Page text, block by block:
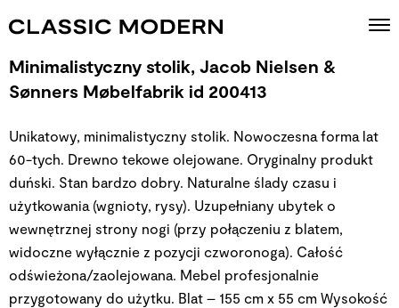
Minimalistyczny stolik, Jacob Nielsen &
Sønners Møbelfabrik id 200413
Unikatowy, minimalistyczny stolik. Nowoczesna forma lat
60-tych. Drewno tekowe olejowane. Oryginalny produkt
duński. Stan bardzo dobry. Naturalne ślady czasu i
użytkowania (wgnioty, rysy). Uzupełniany ubytek o
wewnętrznej strony nogi (przy połączeniu z blatem,
widoczne wyłącznie z pozycji czworonoga). Całość
odświeżona/zaolejowana. Mebel profesjonalnie
przygotowany do użytku. Blat – 155 cm x 55 cm Wysokość